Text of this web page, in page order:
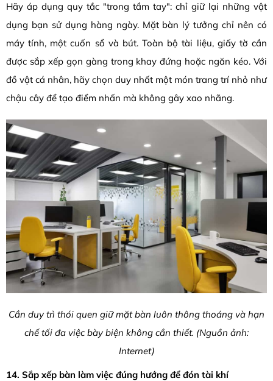
Hãy áp dụng quy tắc "trong tầm tay": chỉ giữ lại những vật
dụng bạn sử dụng hàng ngày. Mặt bàn lý tưởng chỉ nên có
máy tính, một cuốn sổ và bút. Toàn bộ tài liệu, giấy tờ cần
được sắp xếp gọn gàng trong khay đứng hoặc ngăn kéo. Với
đồ vật cá nhân, hãy chọn duy nhất một món trang trí nhỏ như
chậu cây để tạo điểm nhấn mà không gây xao nhãng.
Cần duy trì thói quen giữ mặt bàn luôn thông thoáng và hạn
chế tối đa việc bày biện không cần thiết. (Nguồn ảnh:
Internet)
14. Sắp xếp bàn làm việc đúng hướng để đón tài khí